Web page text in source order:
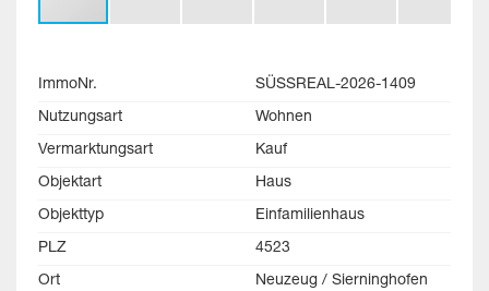
ImmoNr. SÜSSREAL-2026-1409
Nutzungsart Wohnen
Vermarktungsart Kauf
Objektart Haus
Objekttyp Einfamilienhaus
PLZ 4523
Ort Neuzeug / Sierninghofen